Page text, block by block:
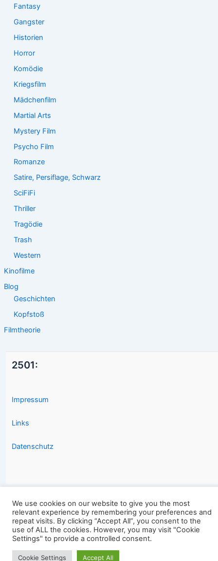
Fantasy
Gangster
Historien
Horror
Komödie
Kriegsfilm
Mädchenfilm
Martial Arts
Mystery Film
Psycho Film
Romanze
Satire, Persiflage, Schwarz
SciFiFi
Thriller
Tragödie
Trash
Western
Kinofilme
Blog
Geschichten
Kopfstoß
Filmtheorie
2501:
Impressum
Links
Datenschutz
Copyright © 2026 2501.eu Gute Filme |
We use cookies on our website to give you the most
relevant experience by remembering your preferences and
repeat visits. By clicking “Accept All”, you consent to the
use of ALL the cookies. However, you may visit "Cookie
Settings" to provide a controlled consent.
Cookie Settings Accept All